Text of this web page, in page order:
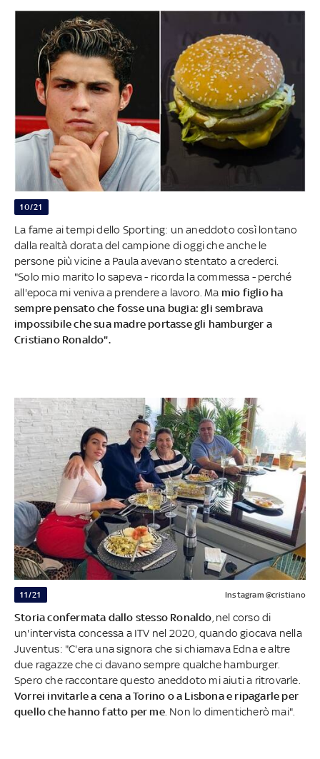
10/21
La fame ai tempi dello Sporting: un aneddoto così lontano
dalla realtà dorata del campione di oggi che anche le
persone più vicine a Paula avevano stentato a crederci.
"Solo mio marito lo sapeva - ricorda la commessa - perché
all'epoca mi veniva a prendere a lavoro. Ma mio figlio ha
sempre pensato che fosse una bugia: gli sembrava
impossibile che sua madre portasse gli hamburger a
Cristiano Ronaldo".
11/21 Instagram @cristiano
Storia confermata dallo stesso Ronaldo , nel corso di
un'intervista concessa a ITV nel 2020, quando giocava nella
Juventus: "C'era una signora che si chiamava Edna e altre
due ragazze che ci davano sempre qualche hamburger.
Spero che raccontare questo aneddoto mi aiuti a ritrovarle.
Vorrei invitarle a cena a Torino o a Lisbona e ripagarle per
quello che hanno fatto per me. Non lo dimenticherò mai".